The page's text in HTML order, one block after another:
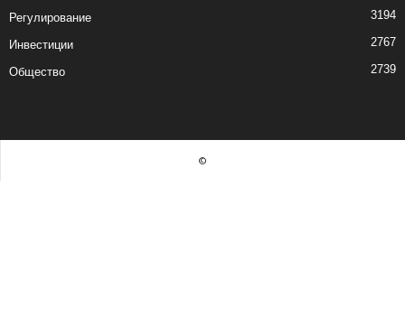
Регулирование 3194
Инвестиции 2767
Общество 2739
©